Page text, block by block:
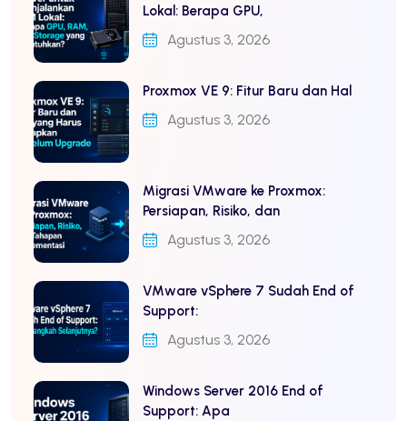
Lokal: Berapa GPU,
Agustus 3, 2026
Proxmox VE 9: Fitur Baru dan Hal
Agustus 3, 2026
Migrasi VMware ke Proxmox:
Persiapan, Risiko, dan
Agustus 3, 2026
VMware vSphere 7 Sudah End of
Support:
Agustus 3, 2026
Windows Server 2016 End of
Support: Apa